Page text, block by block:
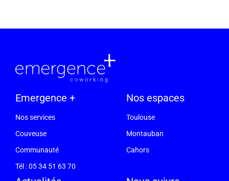
Emergence +
Nos services
Couveuse
Communauté
Tél : 05 34 51 63 70
Nos espaces
Toulouse
Montauban
Cahors